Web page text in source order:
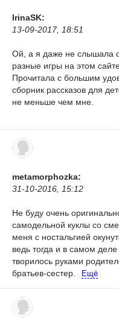
IrinaSK:
13-09-2017, 18:51
Ой, а я даже не слышала о
разные игры на этом
Прочитала с большим
сборник рассказов для
не меньше чем мне.
metamorphozka:
31-10-2016, 15:12
Не буду очень
самодельной куклы со
меня с ностальгией
ведь тогда и в самом
творилось руками
братьев-сестер.
Ещё